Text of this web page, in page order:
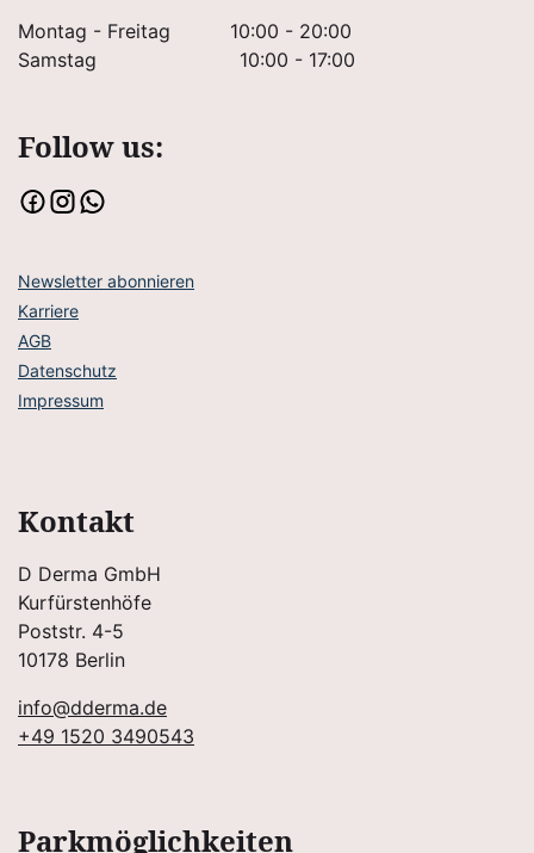
Montag - Freitag 10:00 - 20:00
Samstag 10:00 - 17:00
Follow us:
Newsletter abonnieren
Karriere
AGB
Datenschutz
Impressum
Kontakt
D Derma GmbH
Kurfürstenhöfe
Poststr. 4-5
10178 Berlin
info@dderma.de
+49 1520 3490543
Parkmöglichkeiten